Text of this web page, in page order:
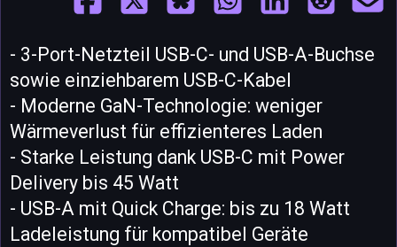
- 3-Port-Netzteil USB-C- und USB-A-Buchse
sowie einziehbarem USB-C-Kabel
- Moderne GaN-Technologie: weniger
Wärmeverlust für effizienteres Laden
- Starke Leistung dank USB-C mit Power
Delivery bis 45 Watt
- USB-A mit Quick Charge: bis zu 18 Watt
Ladeleistung für kompatibel Geräte